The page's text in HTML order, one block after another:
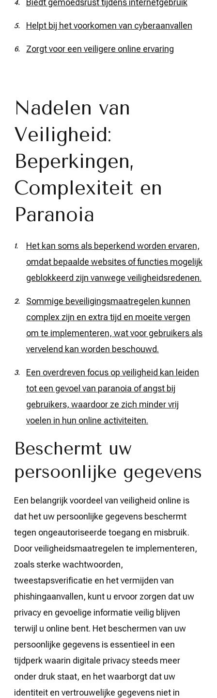
Biedt gemoedsrust tijdens internetgebruik
Helpt bij het voorkomen van cyberaanvallen
Zorgt voor een veiligere online ervaring
Nadelen van
Veiligheid:
Beperkingen,
Complexiteit en
Paranoia
Het kan soms als beperkend worden ervaren,
omdat bepaalde websites of functies mogelijk
geblokkeerd zijn vanwege veiligheidsredenen.
Sommige beveiligingsmaatregelen kunnen
complex zijn en extra tijd en moeite vergen
om te implementeren, wat voor gebruikers als
vervelend kan worden beschouwd.
Een overdreven focus op veiligheid kan leiden
tot een gevoel van paranoia of angst bij
gebruikers, waardoor ze zich minder vrij
voelen in hun online activiteiten.
Beschermt uw
persoonlijke gegevens
Een belangrijk voordeel van veiligheid online is
dat het uw persoonlijke gegevens beschermt
tegen ongeautoriseerde toegang en misbruik.
Door veiligheidsmaatregelen te implementeren,
zoals sterke wachtwoorden,
tweestapsverificatie en het vermijden van
phishingaanvallen, kunt u ervoor zorgen dat uw
privacy en gevoelige informatie veilig blijven
terwijl u online bent. Het beschermen van uw
persoonlijke gegevens is essentieel in een
tijdperk waarin digitale privacy steeds meer
onder druk staat, en het waarborgt dat uw
identiteit en vertrouwelijke gegevens niet in